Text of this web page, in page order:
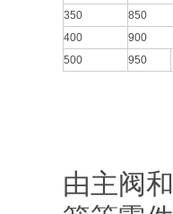
350
850
400
900
500
950
由主阀